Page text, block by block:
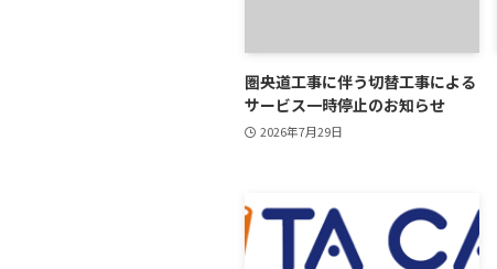
圏央道工事に伴う切替工事による
サービス一時停止のお知らせ
2026年7月29日